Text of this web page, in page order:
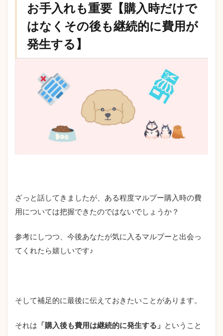
お手入れも重要【購入時だけで
はなくその後も継続的に費用が
発生する】
ざっと話してきましたが、ある程度マルプー購入時の費
用については把握できたのではないでしょうか？
参考にしつつ、今後あなたが気に入るマルプーと出会っ
てくれたら嬉しいです♪
そして補足的に最後に伝えておきたいことがあります。
それは 「購入後も費用は継続的に発生する」 ということ